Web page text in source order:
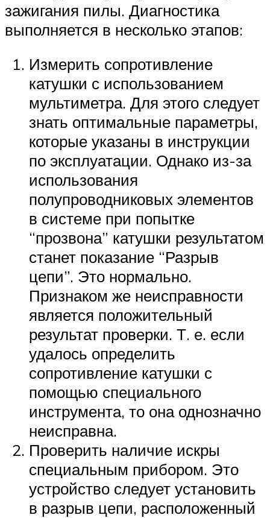
зажигания пилы. Диагностика
выполняется в несколько этапов:
Измерить сопротивление
катушки с использованием
мультиметра. Для этого следует
знать оптимальные параметры,
которые указаны в инструкции
по эксплуатации. Однако из-за
использования
полупроводниковых элементов
в системе при попытке
“прозвона” катушки результатом
станет показание “Разрыв
цепи”. Это нормально.
Признаком же неисправности
является положительный
результат проверки. Т. е. если
удалось определить
сопротивление катушки с
помощью специального
инструмента, то она однозначно
неисправна.
Проверить наличие искры
специальным прибором. Это
устройство следует установить
в разрыв цепи, расположенный